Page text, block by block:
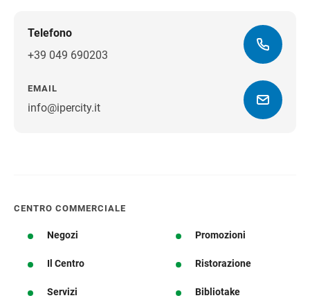
Telefono
+39 049 690203
EMAIL
info@ipercity.it
CENTRO COMMERCIALE
Negozi Promozioni
Il Centro Ristorazione
Servizi Bibliotake